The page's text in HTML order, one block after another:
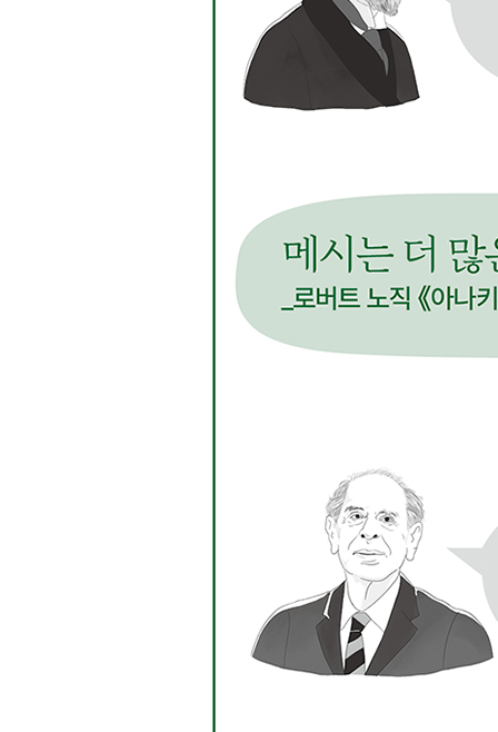
어리석음, 야만, 미신과 결별하는 법
45 블레즈 파스칼 《팡세》
인간은 생각할 수 있는 갈대?
46 이마누엘 칸트 《실천이성비판》
48 알베르 카뮈 《시지프 신화》
삶은 왜 이렇게 부조리한가?
49 마르틴 하이데거 《존재와 시간》
인간은 왜 ‘존재’를 사유해야 하는가?
50 한스게오르크 가다머 《진리와 방법》